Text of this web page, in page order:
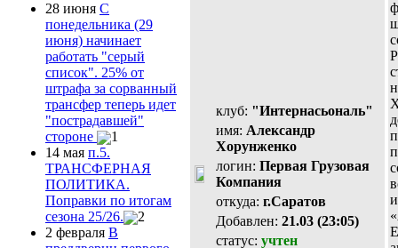
28 июня С
понедельника (29
июня) начинает
работать "серый
список". 25% от
штрафа за сорванный
трансфер теперь идет
"пострадавшей"
стороне
1
14 мая п.5.
ТРАНСФЕРНАЯ
ПОЛИТИКА.
Поправки по итогам
сезона 25/26.
2
2 февраля В
клуб: "Интернасьональ"
имя: Александр
Хорунженко
логин: Первая Грузовая
Компания
откуда: г.Саратов
Добавлен: 21.03 (23:05)
статус: учтен